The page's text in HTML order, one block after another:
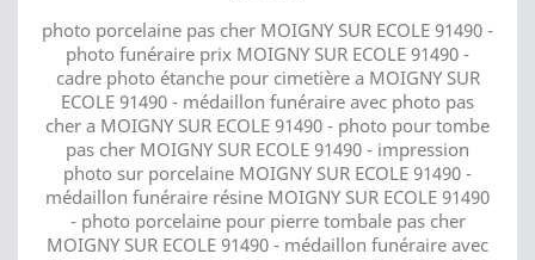
photo porcelaine pas cher MOIGNY SUR ECOLE 91490 -
photo funéraire prix MOIGNY SUR ECOLE 91490 -
cadre photo étanche pour cimetière a MOIGNY SUR
ECOLE 91490 - médaillon funéraire avec photo pas
cher a MOIGNY SUR ECOLE 91490 - photo pour tombe
pas cher MOIGNY SUR ECOLE 91490 - impression
photo sur porcelaine MOIGNY SUR ECOLE 91490 -
médaillon funéraire résine MOIGNY SUR ECOLE 91490
- photo porcelaine pour pierre tombale pas cher
MOIGNY SUR ECOLE 91490 - médaillon funéraire avec